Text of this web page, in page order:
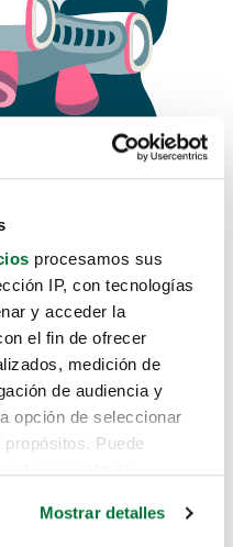
procesamos sus
IP, con tecnologías
y acceder la
el fin de ofrecer
medición de
de audiencia y
opción de seleccionar
Puede
Mostrar detalles
como
aquí.
que estás
enlaces: